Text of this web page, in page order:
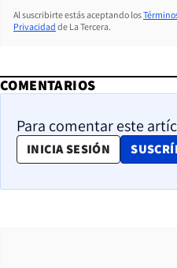
Al suscribirte estás aceptando los
Privacidad de La Tercera.
COMENTARIOS
Para comentar este
INICIA SESIÓN OPENS